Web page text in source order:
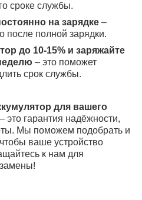
сроке службы.
на зарядке –
после полной зарядки.
до 10-15% и заряжайте
– это поможет
срок службы.
для вашего
– это гарантия надёжности,
Мы поможем подобрать и
ваше устройство
к нам для